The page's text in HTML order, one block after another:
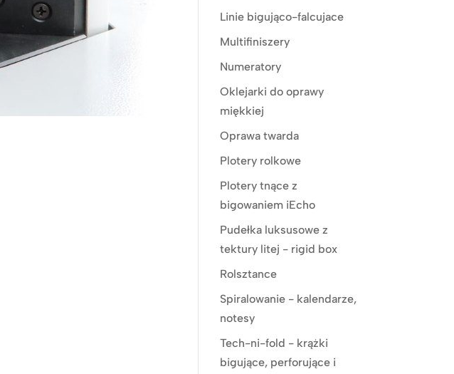
Linie bigująco-falcujace
Multifiniszery
Numeratory
Oklejarki do oprawy
miękkiej
Oprawa twarda
Plotery rolkowe
Plotery tnące z
bigowaniem iEcho
Pudełka luksusowe z
tektury litej - rigid box
Rolsztance
Spiralowanie - kalendarze,
notesy
Tech-ni-fold - krążki
bigujące, perforujące i